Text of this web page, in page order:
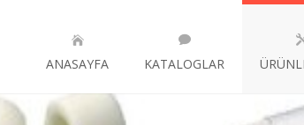
ANASAYFA KATALOGLAR